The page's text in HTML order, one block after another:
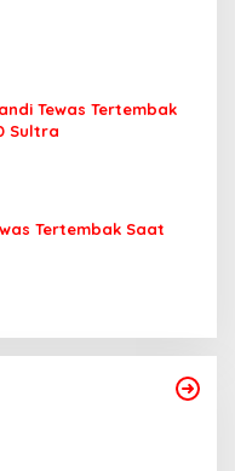
Tewas Tertembak
Sultra
Tertembak Saat